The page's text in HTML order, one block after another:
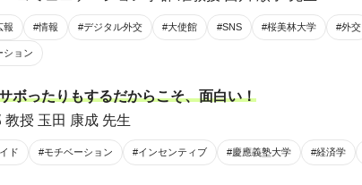
報 #情報 #デジタル外交 #大使館 #SNS #桜美林大学 #外交
ション
ボったりもするだからこそ、面白い！
教授 玉田 康成 先生
ド #モチベーション #インセンティブ #慶應義塾大学 #経済学